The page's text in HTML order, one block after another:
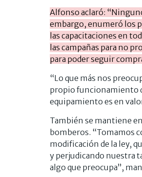
Alfonso aclaró:
embargo, enumeró los
las capacitaciones en
las campañas para no
para poder seguir
“Lo que más nos
propio funcionamiento
equipamiento es en
También se mantiene
bomberos. “Tomamos
modificación de la ley,
y perjudicando nuestra
algo que preocupa”,